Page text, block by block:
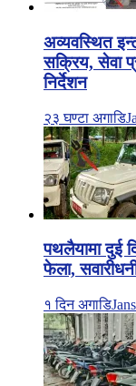
अव्यवस्थित
सक्रिय, सेवा
निर्देशन
२३ घण्टा अगाडि
पथलैयामा दुई
फेला,
१ दिन अगाडि